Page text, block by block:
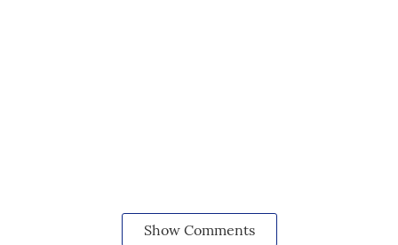
Show Comments